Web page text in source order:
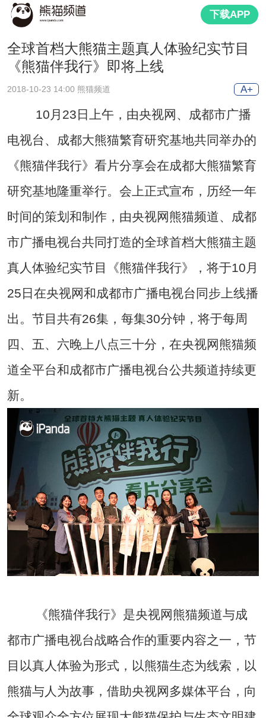
下载APP
全球首档大熊猫主题真人体验纪实节目
《熊猫伴我行》即将上线
2018-10-23 14:00 熊猫频道 A+
10月23日上午，由央视网、成都市广播
电视台、成都大熊猫繁育研究基地共同举办的
《熊猫伴我行》看片分享会在成都大熊猫繁育
研究基地隆重举行。会上正式宣布，历经一年
时间的策划和制作，由央视网熊猫频道、成都
市广播电视台共同打造的全球首档大熊猫主题
真人体验纪实节目《熊猫伴我行》，将于10月
25日在央视网和成都市广播电视台同步上线播
出。节目共有26集，每集30分钟，将于每周
四、五、六晚上八点三十分，在央视网熊猫频
道全平台和成都市广播电视台公共频道持续更
新。
《熊猫伴我行》是央视网熊猫频道与成
都市广播电视台战略合作的重要内容之一，节
目以真人体验为形式，以熊猫生态为线索，以
熊猫与人为故事，借助央视网多媒体平台，向